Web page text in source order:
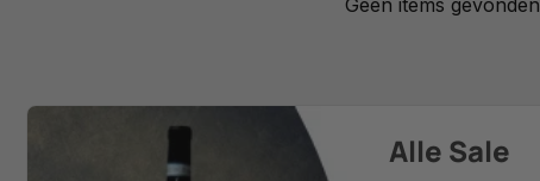
Alle Sale